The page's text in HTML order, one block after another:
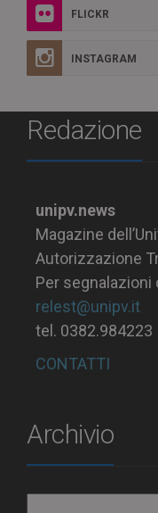
FLICKR
INSTAGRAM
Redazione
unipv.news
Magazine
Autorizzazione
Per segnalazioni
relest@unipv.it
tel. 0382.984223
CONTATTI
Archivio